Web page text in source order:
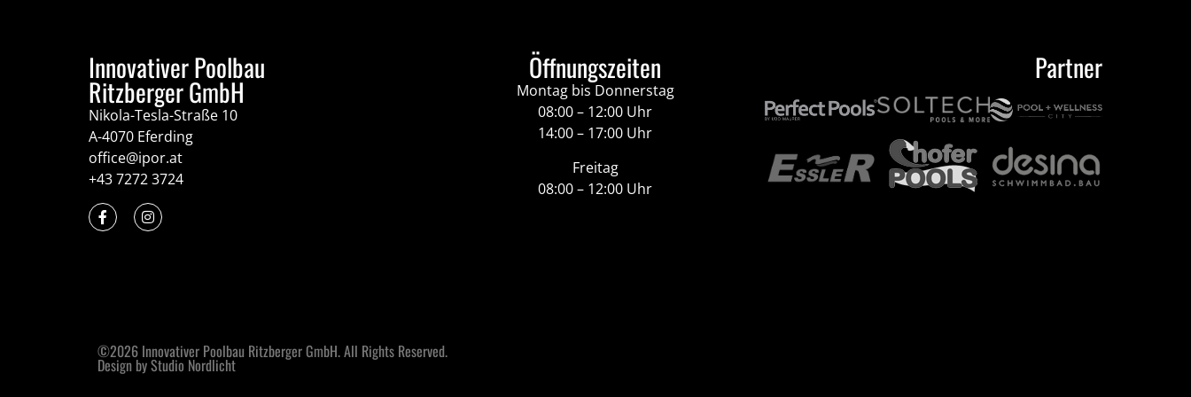
Innovativer Poolbau
Ritzberger GmbH
Nikola-Tesla-Straße 10
A-4070 Eferding
office@ipor.at
+43 7272 3724
Öffnungszeiten
Montag bis Donnerstag
08:00 – 12:00 Uhr
14:00 – 17:00 Uhr
Freitag
08:00 – 12:00 Uhr
Partner
©2026 Innovativer Poolbau Ritzberger GmbH. All Rights Reserved.
Design by Studio Nordlicht